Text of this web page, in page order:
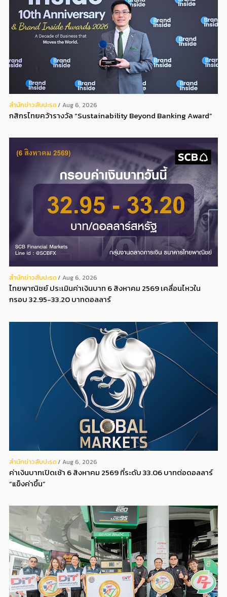
สํานักข่าวสับปะรด Aug 6, 2026
กสิกรไทยคว้ารางวัล “Sustainability Beyond Banking Award”
สํานักข่าวสับปะรด Aug 6, 2026
ไทยพาณิชย์ ประเมินค่าเงินบาท 6 สิงหาคม 2569 เคลื่อนไหวใน
กรอบ 32.95-33.20 บาทดอลลาร์
สํานักข่าวสับปะรด Aug 6, 2026
ค่าเงินบาทเปิดเช้า 6 สิงหาคม 2569 ที่ระดับ 33.06 บาทต่อดอลลาร์
“แข็งค่าขึ้น”